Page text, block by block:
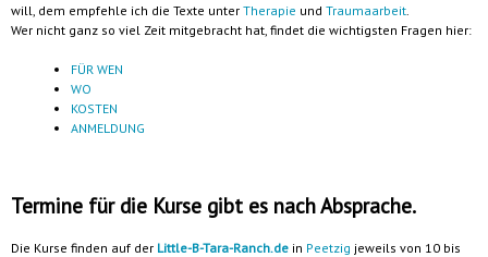
will, dem empfehle ich die Texte unter Therapie und Traumaarbeit
Wer nicht ganz so viel Zeit mitgebracht hat, findet die wichtigsten Fragen hier:
FÜR WEN
WO
KOSTEN
ANMELDUNG
Termine für die Kurse gibt es nach Absprache.
Die Kurse finden auf der Little-B-Tara-Ranch.de in Peetzig jeweils von 10 bis